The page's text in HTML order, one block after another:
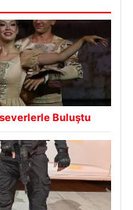
Buluştu